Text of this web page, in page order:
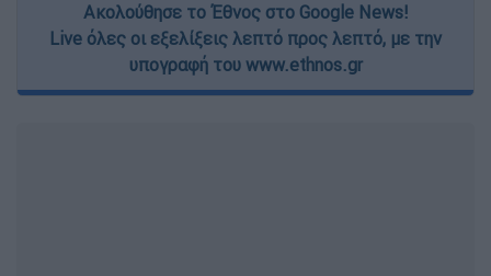
Ακολούθησε το Έθνος στο Google News!
Live όλες οι εξελίξεις λεπτό προς λεπτό, με την
υπογραφή του www.ethnos.gr